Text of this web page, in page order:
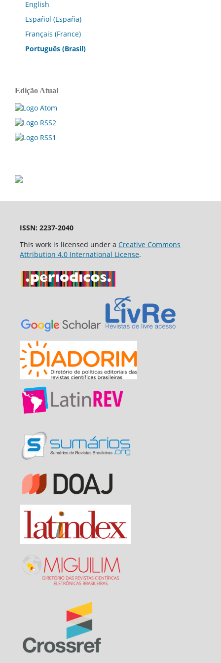
English
Español (España)
Français (France)
Português (Brasil)
Edição Atual
ISSN: 2237-2040
This work is licensed under a Creative Commons
Attribution 4.0 International License.